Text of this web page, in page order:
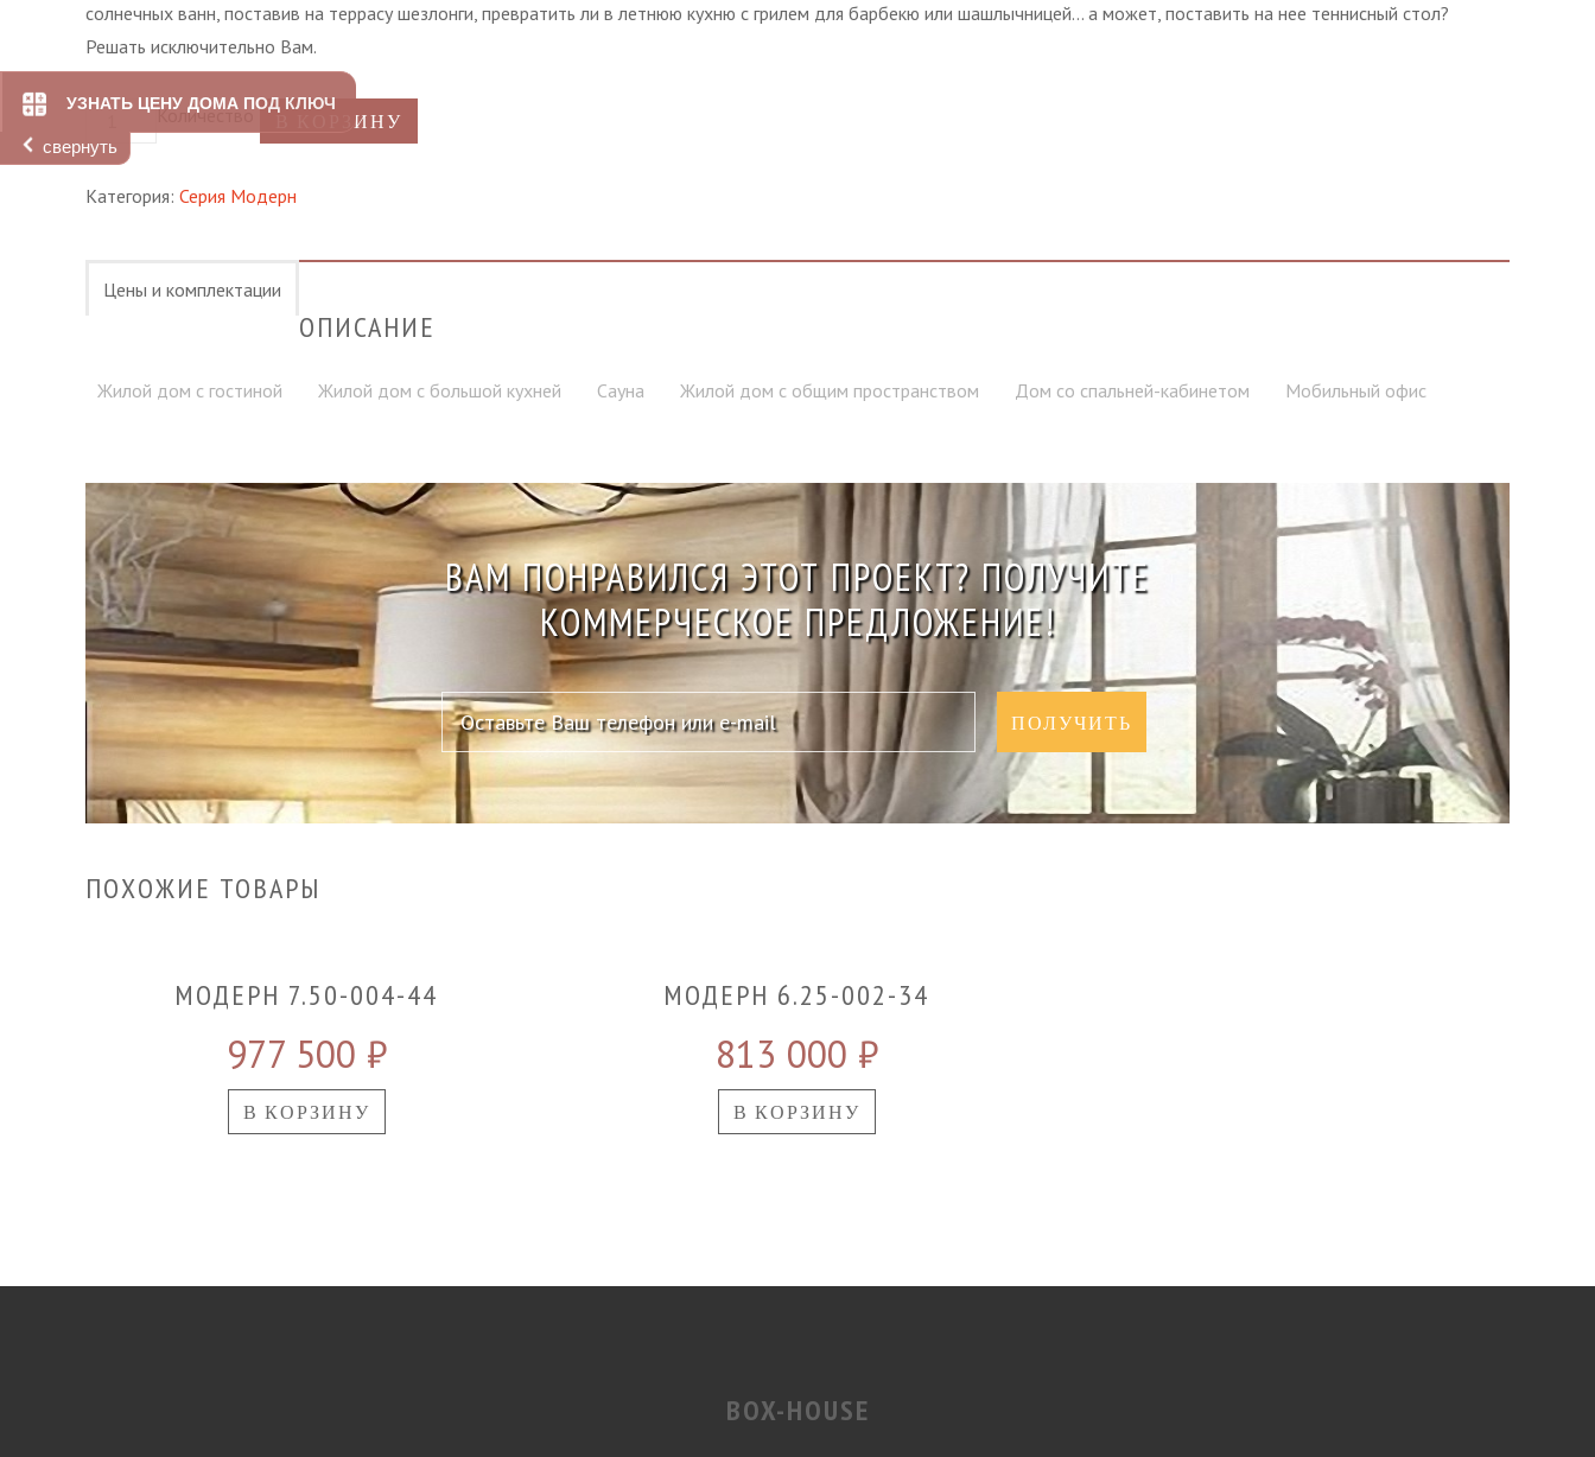
УЗНАТЬ ЦЕНУ ДОМА ПОД КЛЮЧ
свернуть
солнечных ванн, поставив на террасу шезлонги, превратить ли в летнюю кухню с грилем для барбекю или шашлычницей… а может, поставить на нее теннисный стол?
Решать исключительно Вам.
Количество В КОРЗИНУ
Категория: Серия Модерн
Цены и комплектации
ОПИСАНИЕ
Жилой дом с гостиной Жилой дом с большой кухней Сауна Жилой дом с общим пространством Дом со спальней-кабинетом Мобильный офис
ВАМ ПОНРАВИЛСЯ ЭТОТ ПРОЕКТ? ПОЛУЧИТЕ
КОММЕРЧЕСКОЕ ПРЕДЛОЖЕНИЕ!
ПОХОЖИЕ ТОВАРЫ
МОДЕРН 7.50-004-44
977 500 ₽
В КОРЗИНУ
МОДЕРН 6.25-002-34
813 000 ₽
В КОРЗИНУ
BOX-HOUSE